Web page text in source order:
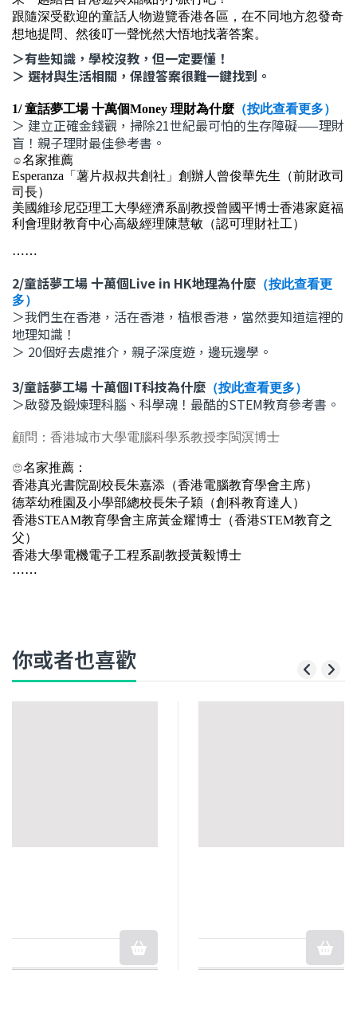
跟隨深受歡迎的童話人物遊覽香港各區， 在不同地方忽發奇
想地提問、 然後叮一聲恍然大悟地找著答案。
＞有些知識，學校沒教，但一定要懂！
＞ 選材與生活相關，保證答案很難一鍵找到。
1/童話夢工場 十萬個Money 理財為什麼 （按此查看更多）
＞ 建立正確金錢觀，掃除21世紀最可怕的生存障礙——理財
盲！親子理財最佳參考書。
☺️名家推薦
Esperanza 「薯片叔叔共創社」創辦人曾俊華先生 （前財政司
司長）
美國維珍尼亞理工大學經濟系副教授曾國平博士香港家庭福
利會理財教育中心高級經理陳慧敏 （認可理財社工）
⋯⋯
2/童話夢工場 十萬個Live in HK地理為什麼 （按此查看更
多）
＞我們生在香港，活在香港，植根香港，當然要知道這裡的
地理知識！
＞ 20個好去處推介，親子深度遊，邊玩邊學。
3/童話夢工場 十萬個IT科技為什麼 （按此查看更多）
＞啟發及鍛煉理科腦、科學魂！最酷的STEM教育參考書。
顧問： 香港城市大學電腦科學系教授李閩溟博士
😍名家推薦：
香港真光書院副校長朱嘉添（香港電腦教育學會主席）
德萃幼稚園及小學部總校長朱子穎（創科教育達人）
香港STEAM教育學會主席黃金耀博士（香港STEM教育之
父）
香港大學電機電子工程系副教授黃毅博士
⋯⋯
你或者也喜歡